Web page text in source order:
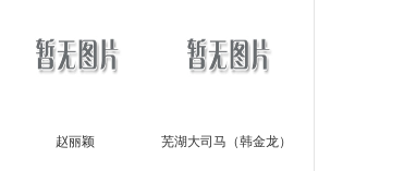
赵丽颖 芜湖大司马（韩金龙）